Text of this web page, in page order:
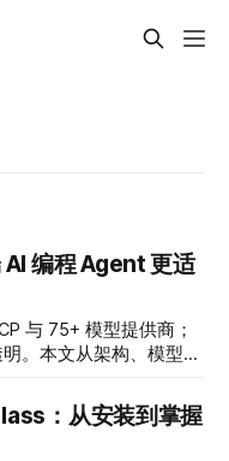
编程 Agent 更适
与 75+ 模型提供商；
。本文从架构、模型、
：从安装到掌握